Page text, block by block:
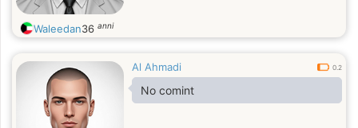
Waleedan36 anni
Al Ahmadi 0.2
No comint